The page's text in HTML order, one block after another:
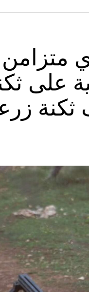
منشأة عسكرية تحمل اسم “عماد 4″،
على